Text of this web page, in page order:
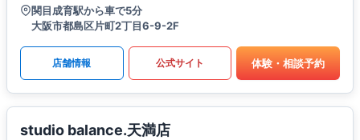
関目成育駅から車で5分
大阪市都島区片町2丁目6-9-2F
店舗情報 公式サイト 体験・相談予約
studio balance.天満店